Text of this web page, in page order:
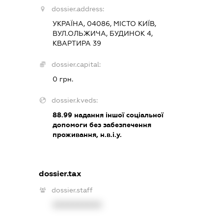
dossier.address:
УКРАЇНА, 04086, МІСТО КИЇВ,
ВУЛ.ОЛЬЖИЧА, БУДИНОК 4,
КВАРТИРА 39
dossier.capital:
0 грн.
dossier.kveds:
88.99надання іншої соціальної
допомоги без забезпечення
проживання, н.в.і.у.
dossier.tax
dossier.staff